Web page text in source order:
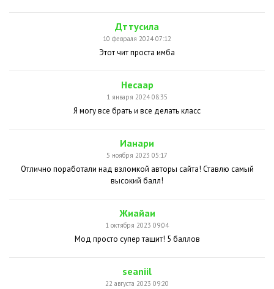
Дттусила
10 февраля 2024 07:12
Этот чит проста имба
Несаар
1 января 2024 08:35
Я могу все брать и все делать класс
Ианари
5 ноября 2023 05:17
Отлично поработали над взломкой авторы сайта! Ставлю самый
высокий балл!
Жиайаи
1 октября 2023 09:04
Мод просто супер тащит! 5 баллов
seaniil
22 августа 2023 09:20